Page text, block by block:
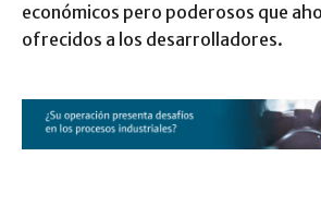
económicos pero poderosos que
ofrecidos a los desarrolladores.